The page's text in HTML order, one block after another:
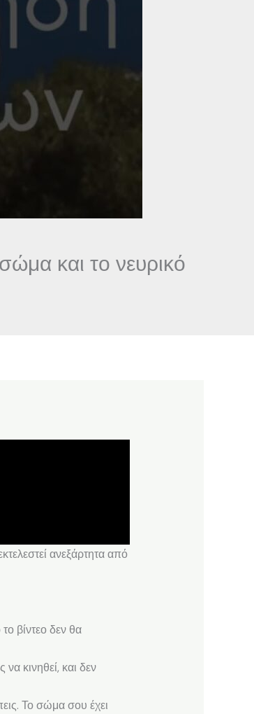
και το νευρικό
ανεξάρτητα από
βίντεο δεν θα
κινηθεί, και δεν
Το σώμα σου έχει